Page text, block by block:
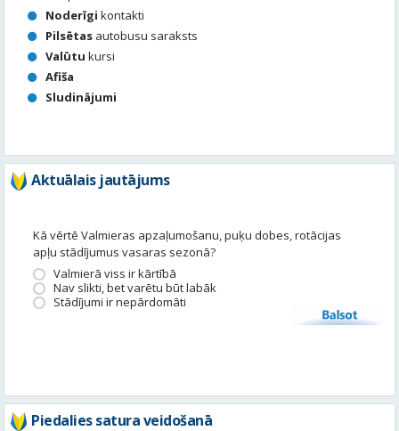
Noderīgi kontakti
Pilsētas autobusu saraksts
Valūtu kursi
Afiša
Sludinājumi
Aktuālais jautājums
Kā vērtē Valmieras apzaļumošanu, puķu dobes, rotācijas
apļu stādījumus vasaras sezonā?
Valmierā viss ir kārtībā
Nav slikti, bet varētu būt labāk
Stādījumi ir nepārdomāti
Balsot
Piedalies satura veidošanā